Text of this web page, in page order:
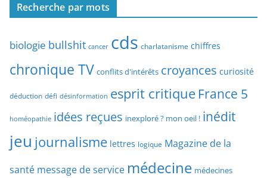
e
a
t
y
e
d
’
a
r
h
p
a
t
Recherche par mots
biologie bullshit cancer cds charlatanisme chiffres
chronique TV conflits d'intérêts croyances curiosité
déduction défi désinformation esprit critique France 5
homéopathie idées reçues inexploré ? mon oeil ! inédit
jeu journalisme lettres logique Magazine de la
santé message de service médecine médecines